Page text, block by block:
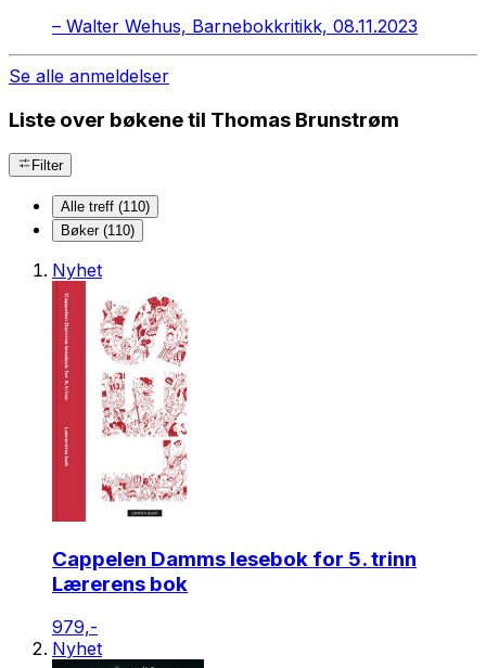
– Walter Wehus, Barnebokkritikk, 08.11.2023
Se alle anmeldelser
Liste over bøkene til Thomas Brunstrøm
Filter
Alle treff (110)
Bøker (110)
Nyhet
Cappelen Damms lesebok for 5. trinn
Lærerens bok
979,-
Nyhet